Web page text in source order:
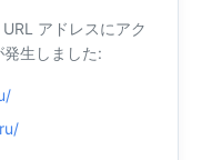
アドレスにアク
生しました: